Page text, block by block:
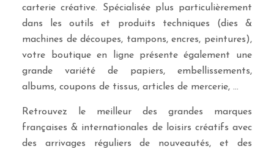
carterie créative. Spécialisée plus particulièrement
dans les outils et produits techniques (dies &
machines de découpes, tampons, encres, peintures),
votre boutique en ligne présente également une
grande variété de papiers, embellissements,
albums, coupons de tissus, articles de mercerie, …
Retrouvez le meilleur des grandes marques
françaises & internationales de loisirs créatifs avec
des arrivages réguliers de nouveautés, et des